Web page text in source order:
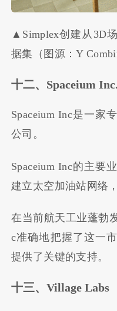
▲Simplex创建从3D
据集（图源：Y
十二、Spaceium Inc.
Spaceium Inc是一家
公司。
Spaceium Inc的主要
建立太空加油站网络
在当前航天工业蓬勃
c准确地把握了这一
提供了关键的支持。
十三、Village Labs